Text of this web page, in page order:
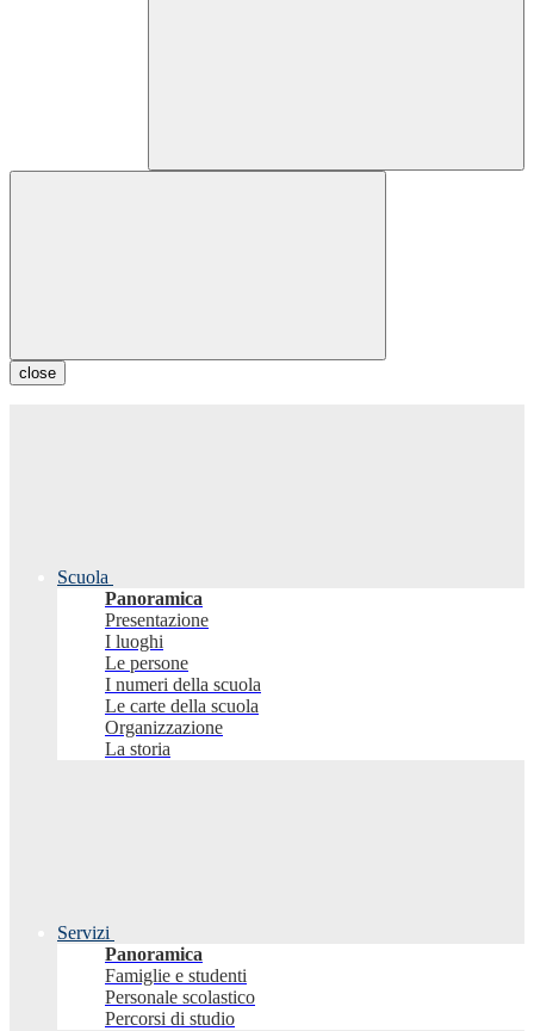
close
Scuola
Panoramica
Presentazione
I luoghi
Le persone
I numeri della scuola
Le carte della scuola
Organizzazione
La storia
Servizi
Panoramica
Famiglie e studenti
Personale scolastico
Percorsi di studio